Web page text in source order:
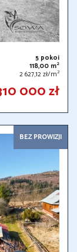
5 pokoi
118,00 m2
2 627,12 zł/m2
000 zł
BEZ PROWIZJI